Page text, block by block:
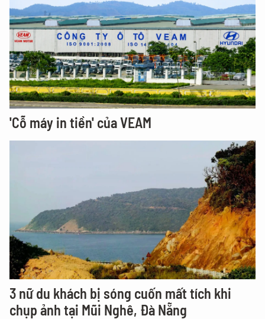
'Cỗ máy in tiền' của VEAM
3 nữ du khách bị sóng cuốn mất tích khi
chụp ảnh tại Mũi Nghê, Đà Nẵng